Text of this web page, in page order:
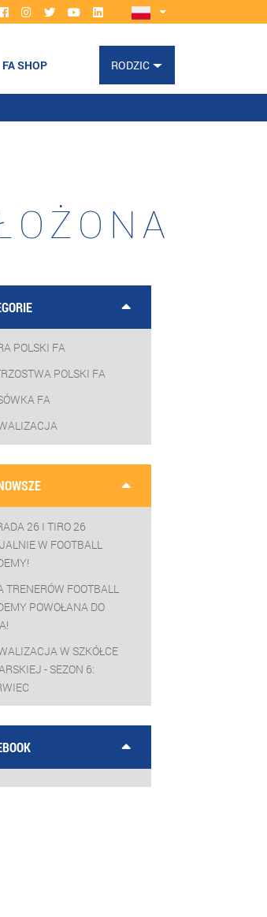
FA SHOP RODZIC
POLSKI FA
POLSKI FA
FA
26 I TIRO 26
W FOOTBALL
TRENERÓW FOOTBALL
POWOŁANA DO
W SZKÓŁCE
- SEZON 6: